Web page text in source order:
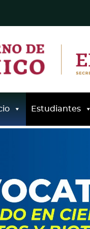
Estudiantes